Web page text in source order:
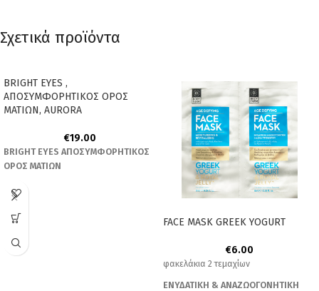
Σχετικά προϊόντα
BRIGHT EYES ,
ΑΠΟΣΥΜΦΟΡΗΤΙΚΟΣ ΟΡΟΣ
ΜΑΤΙΩΝ, AURORA
€19.00
BRIGHT EYES ΑΠΟΣΥΜΦΟΡΗΤΙΚΟΣ
ΟΡΟΣ ΜΑΤΙΩΝ
FACE MASK GREEK YOGURT
€6.00
φακελάκια 2 τεμαχίων
ΕΝΥΔΑΤΙΚΗ & ΑΝΑΖΩΟΓΟΝΗΤΙΚΗ